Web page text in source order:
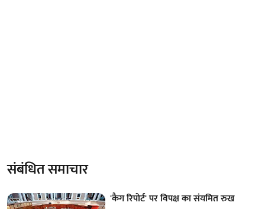
संबंधित समाचार
'कैग रिपोर्ट' पर विपक्ष का संयमित रुख